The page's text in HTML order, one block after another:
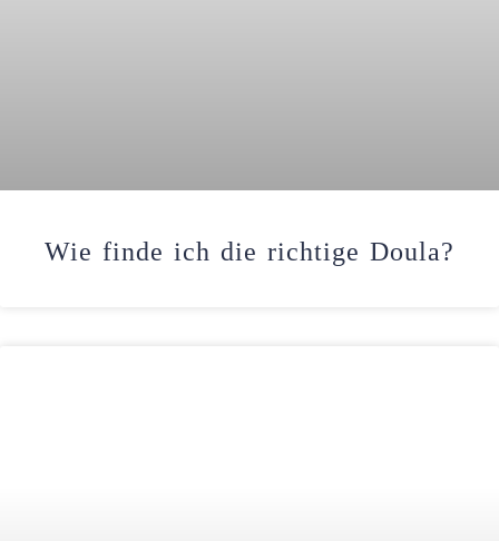
Wie finde ich die richtige Doula?